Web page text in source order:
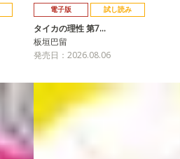
電子版 試し読み
タイカの理性 第7…
板垣巴留
発売日：2026.08.06